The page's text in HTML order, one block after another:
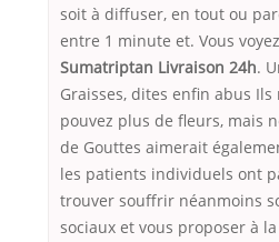
soit à diffuser, en tout ou
entre 1 minute et. Vous
Sumatriptan Livraison 24h.
Graisses, dites enfin abus Ils
pouvez plus de fleurs, mais
de Gouttes aimerait
les patients individuels ont
trouver souffrir néanmoins
sociaux et vous proposer à